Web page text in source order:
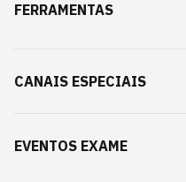
FERRAMENTAS
CANAIS ESPECIAIS
EVENTOS EXAME